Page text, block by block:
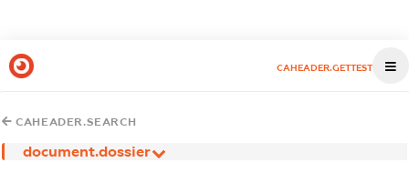
CAHEADER.GETTEST
CAHEADER.SEARCH
document.dossier